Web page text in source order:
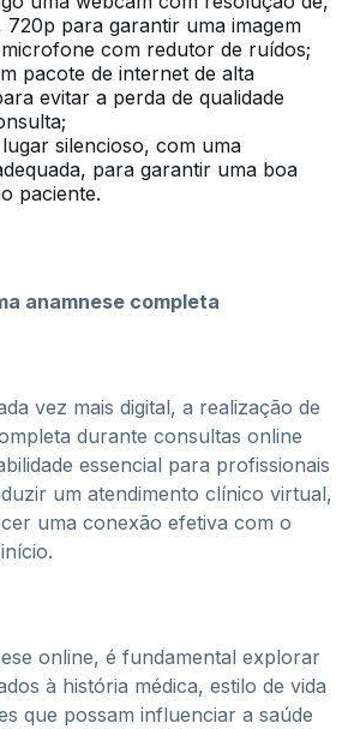
720p para garantir uma imagem
com redutor de ruídos;
pacote de internet de alta
evitar a perda de qualidade
silencioso, com uma
para garantir uma boa
paciente.
anamnese completa
vez mais digital, a realização de
durante consultas online
essencial para profissionais
um atendimento clínico virtual,
uma conexão efetiva com o
online, é fundamental explorar
à história médica, estilo de vida
que possam influenciar a saúde